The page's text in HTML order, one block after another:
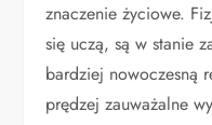
znaczenie życiowe.
się uczą, są w stanie
bardziej nowoczesną
prędzej zauważalne